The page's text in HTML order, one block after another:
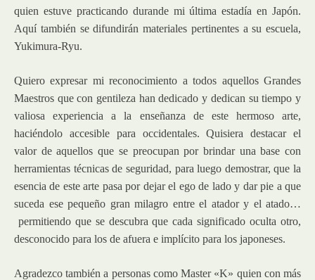
quien estuve practicando durande mi última estadía en Japón.
Aquí también se difundirán materiales pertinentes a su escuela,
Yukimura-Ryu.
Quiero expresar mi reconocimiento a todos aquellos Grandes
Maestros que con gentileza han dedicado y dedican su tiempo y
valiosa experiencia a la enseñanza de este hermoso arte,
haciéndolo accesible para occidentales. Quisiera destacar el
valor de aquellos que se preocupan por brindar una base con
herramientas técnicas de seguridad, para luego demostrar, que la
esencia de este arte pasa por dejar el ego de lado y dar pie a que
suceda ese pequeño gran milagro entre el atador y el atado…
permitiendo que se descubra que cada significado oculta otro,
desconocido para los de afuera e implícito para los japoneses.
Agradezco también a personas como Master «K» quien con más